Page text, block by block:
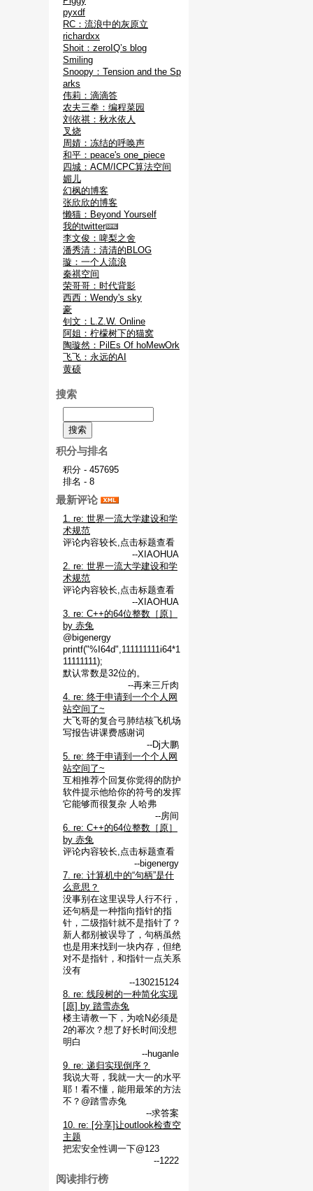
pyxdf
RC：流浪中的灰原立
richardxx
Shoit：zeroIQ’s blog
Smiling
Snoopy：Tension and the Sp
arks
伟莉：滴滴答
农夫三拳：编程菜园
刘依祺：秋水依人
叉烧
周婧：冻结的呼唤声
和平：peace's one_piece
四城：ACM/ICPC算法空间
媚儿
幻枫的博客
张欣欣的博客
懒猫：Beyond Yourself
我的twitter
李文俊：啤梨之舍
潘秀清：清清的BLOG
璇：一个人流浪
秦祺空间
荣哥哥：时代背影
西西：Wendy's sky
豪
钊文：L.Z.W. Online
阿姐：柠檬树下的猫窝
陶璇然：PilEs Of hoMewOrk
飞飞：永远的AI
黄硕
搜索
积分与排名
积分 - 457695
排名 - 8
最新评论
1. re: 世界一流大学建设和学
术规范
评论内容较长,点击标题查看
--XIAOHUA
2. re: 世界一流大学建设和学
术规范
评论内容较长,点击标题查看
--XIAOHUA
3. re: C++的64位整数［原］
by 赤兔
@bigenergy
printf("%I64d",111111111i64*1
11111111);
默认常数是32位的。
--再来三斤肉
4. re: 终于申请到一个个人网
站空间了~
大飞哥的复合弓肺结核飞机场
写报告讲课费感谢词
--Dj大鹏
5. re: 终于申请到一个个人网
站空间了~
互相推荐个回复你觉得的防护
软件提示他给你的符号的发挥
它能够而很复杂 人哈弗
--房间
6. re: C++的64位整数［原］
by 赤兔
评论内容较长,点击标题查看
--bigenergy
7. re: 计算机中的“句柄”是什
么意思？
没事别在这里误导人行不行，
还句柄是一种指向指针的指
针，二级指针就不是指针了？
新人都别被误导了，句柄虽然
也是用来找到一块内存，但绝
对不是指针，和指针一点关系
没有
--130215124
8. re: 线段树的一种简化实现
[原] by 踏雪赤兔
楼主请教一下，为啥N必须是
2的幂次？想了好长时间没想
明白
--huganle
9. re: 递归实现倒序？
我说大哥，我就一大一的水平
耶！看不懂，能用最笨的方法
不？@踏雪赤兔
--求答案
10. re: [分享]让outlook检查空
主题
把宏安全性调一下@123
--1222
阅读排行榜